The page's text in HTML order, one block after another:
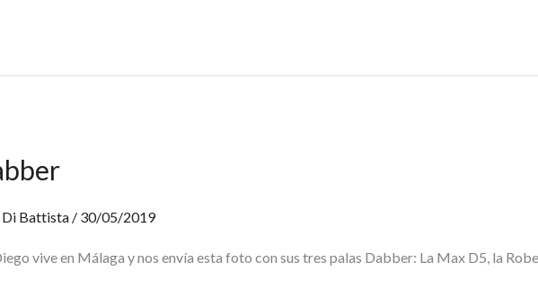
Battista / 30/05/2019
vive en Málaga y nos envía esta foto con sus tres palas Dabber: La Max D5, la